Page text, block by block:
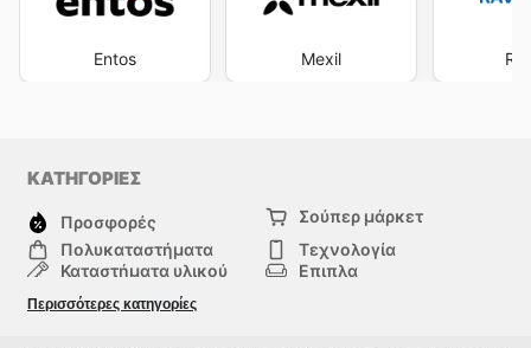
Entos Mexil
ΚΑΤΗΓΟΡΙΕΣ
Προσφορές
Σούπερ μάρκετ
Πολυκαταστήματα
Τεχνολογία
Καταστήματα υλικού
Επιπλα
μόδα
Σπορ
Περισσότερες κατηγορίες